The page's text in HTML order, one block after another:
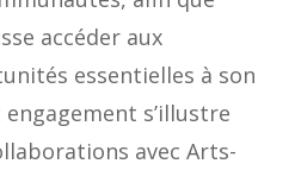
accéder aux
essentielles à son
s’illustre
avec Arts-